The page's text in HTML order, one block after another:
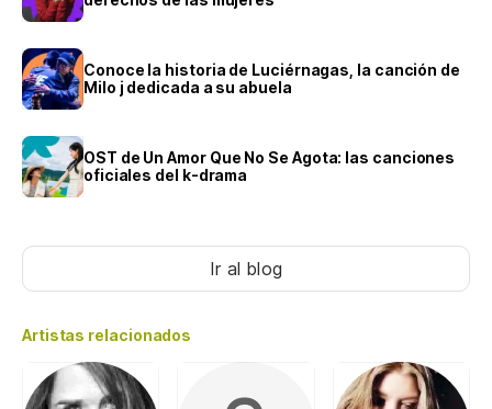
Conoce la historia de Luciérnagas, la canción de
Milo j dedicada a su abuela
OST de Un Amor Que No Se Agota: las canciones
oficiales del k-drama
Ir al blog
Artistas relacionados